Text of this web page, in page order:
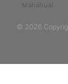
Mahahual
© 2026